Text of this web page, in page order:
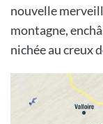
nouvelle
montagne,
nichée au creux